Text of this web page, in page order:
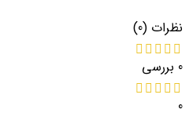
نظرات (0)
0 بررسی
0